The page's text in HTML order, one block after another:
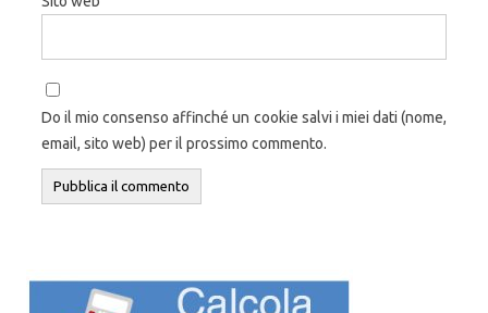
Do il mio consenso affinché un cookie salvi i miei dati (nome,
email, sito web) per il prossimo commento.